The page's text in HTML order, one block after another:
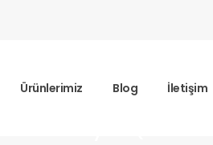
Ürünlerimiz Blog İletişim
Beyaz (4 Adet)